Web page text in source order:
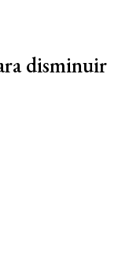
disminuir